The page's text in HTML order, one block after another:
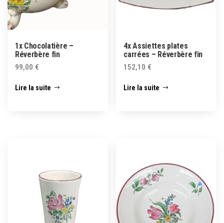
1x Chocolatière –
Réverbère fin
99,00 €
Lire la suite
4x Assiettes plates
carrées – Réverbère fin
152,10 €
Lire la suite